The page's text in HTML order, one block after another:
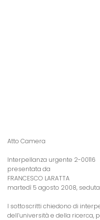
Atto Camera
Interpellanza urgente 2-00116
presentata da
FRANCESCO LARATTA
martedì 5 agosto 2008,
I sottoscritti chiedono di
dell’università e della ricerca,